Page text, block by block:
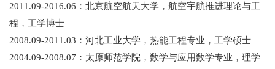
2011.09-2016.06 ：北京航空航天大学，航空宇航推进理论与工
程，工学博士
2008.09-2011.03 ：河北工业大学，热能工程专业，工学硕士
2004.09-2008.07 ：太原师范学院，数学与应用数学专业，理学